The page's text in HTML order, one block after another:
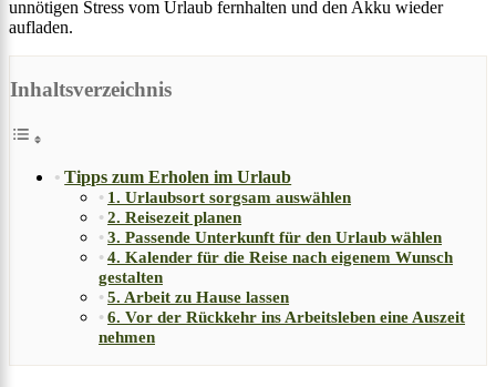
unnötigen Stress vom Urlaub fernhalten und den Akku wieder
aufladen.
Inhaltsverzeichnis
Tipps zum Erholen im Urlaub
1. Urlaubsort sorgsam auswählen
2. Reisezeit planen
3. Passende Unterkunft für den Urlaub wählen
4. Kalender für die Reise nach eigenem Wunsch
gestalten
5. Arbeit zu Hause lassen
6. Vor der Rückkehr ins Arbeitsleben eine Auszeit
nehmen